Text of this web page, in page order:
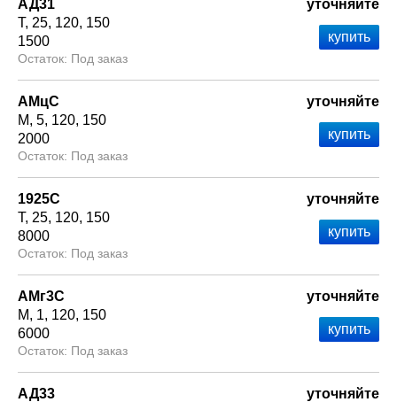
АД31
Т 25 120 150
1500
Под заказ
уточняйте
АМцС
М 5 120 150
2000
Под заказ
уточняйте
1925С
Т 25 120 150
8000
Под заказ
уточняйте
АМг3С
М
1 120 150
6000
Под заказ
уточняйте
АД33
уточняйте